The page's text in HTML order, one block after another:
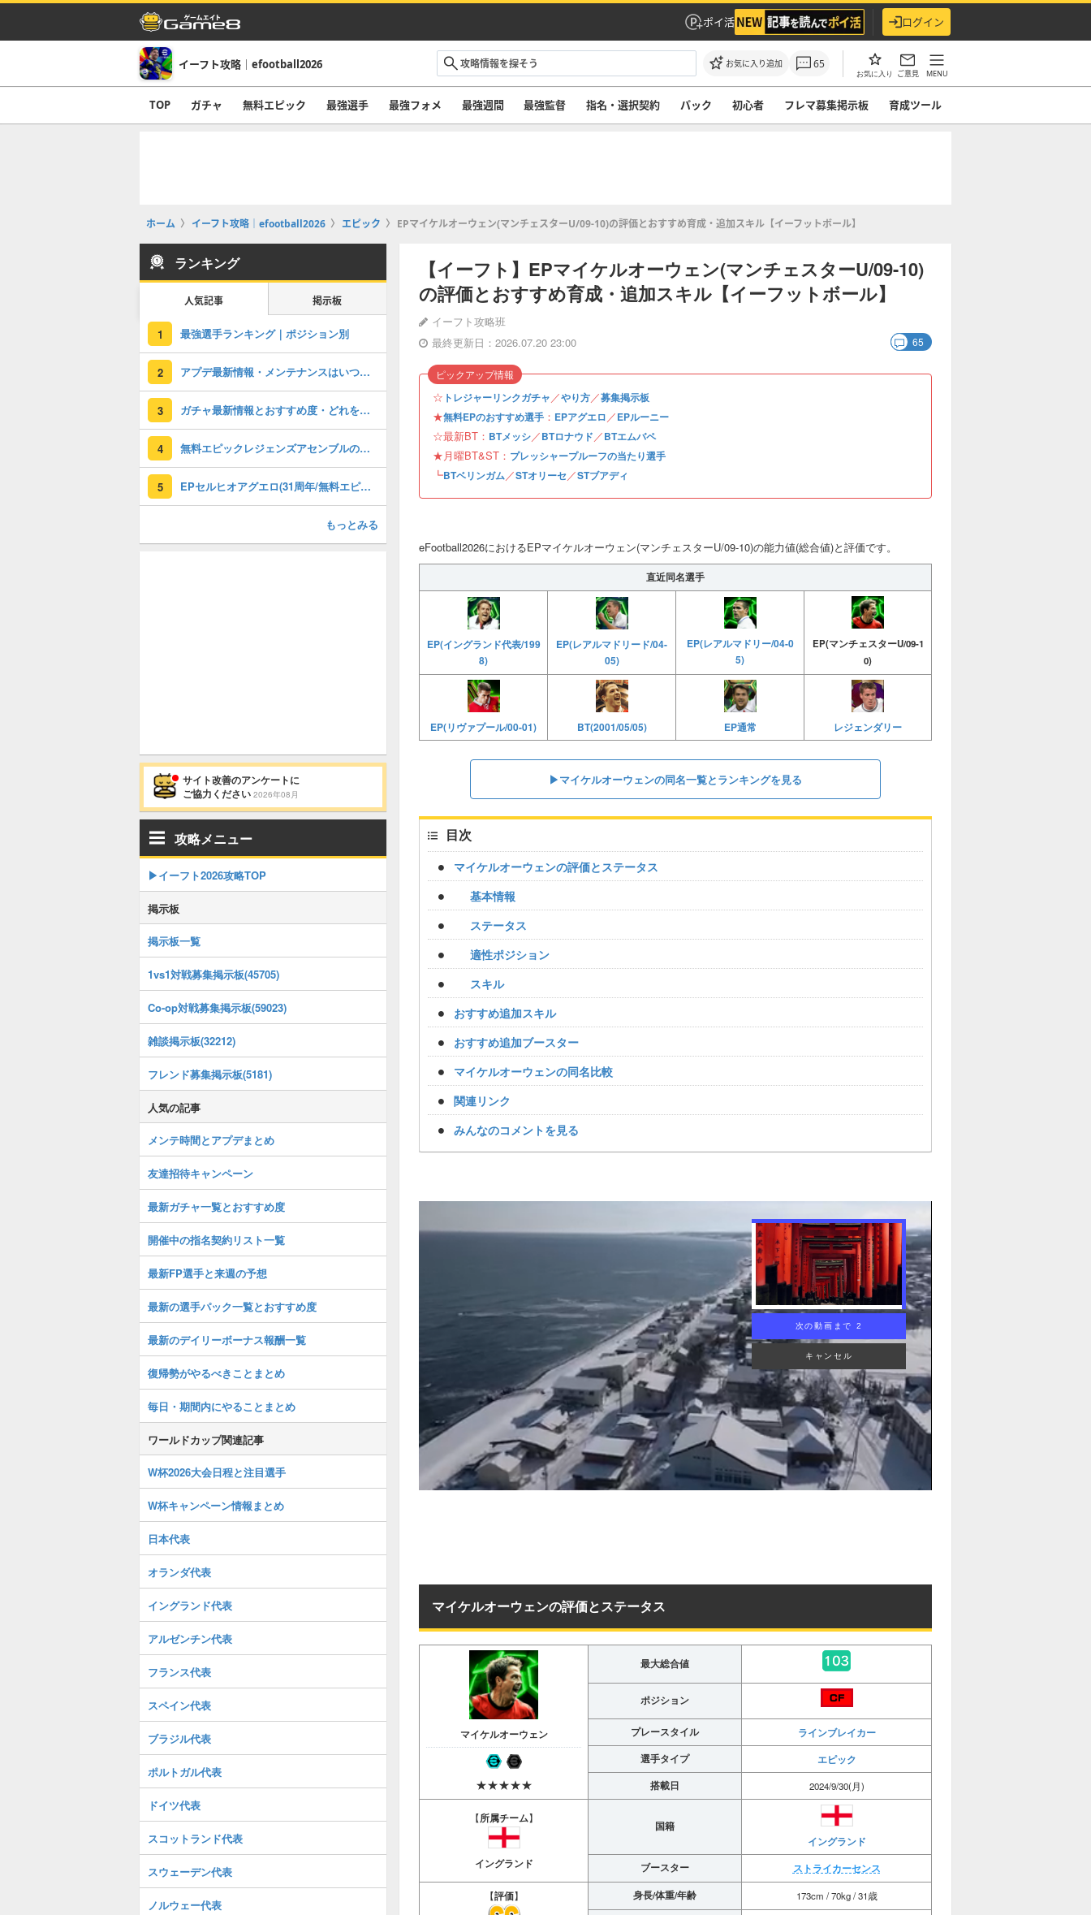
ポイ活 ログイン
イーフト攻略｜efootball2026 お気に入り追加 65
お気に入り ご意見 MENU
TOP ガチャ 無料エピック 最強選手 最強フォメ 最強週間 最強監督 指名・選択契約 パック 初心者 フレマ募集掲示板 育成ツール
ホーム イーフト攻略｜efootball2026 エピック EPマイケルオーウェン(マンチェスターU/09-10)の評価とおすすめ育成・追加スキル【イーフットボール】
【イーフト】EPマイケルオーウェン(マンチェスターU/09-10)
の評価とおすすめ育成・追加スキル【イーフットボール】
イーフト攻略班
最終更新日：2026.07.20 23:00
65
☆ トレジャーリンクガチャ／やり方／募集掲示板
★無料EPのおすすめ選手 ： EPアグエロ／EPルーニー
☆最新BT： BTメッシ／BTロナウド／BTエムバペ
★月曜BT&ST： プレッシャープルーフの当たり選手
┗BTベリンガム／STオリーセ／STブアディ
ピックアップ情報
eFootball2026におけるEPマイケルオーウェン(マンチェスターU/09-10)の能力値(総合値)と評価です。
直近同名選手
EP(イングランド代表/199
8)
EP(レアルマドリード/04-
05)
EP(レアルマドリー/04-0
5)
EP(マンチェスターU/09-1
0)
EP(リヴァプール/00-01) BT(2001/05/05) EP通常 レジェンダリー
▶︎マイケルオーウェンの同名一覧とランキングを見る
目次
マイケルオーウェンの評価とステータス
基本情報
ステータス
適性ポジション
スキル
おすすめ追加スキル
おすすめ追加ブースター
マイケルオーウェンの同名比較
関連リンク
みんなのコメントを見る
次の動画まで 1
キャンセル
マイケルオーウェンの評価とステータス
マイケルオーウェン
★★★★★
最大総合値
ポジション
プレースタイル ラインブレイカー
選手タイプ エピック
搭載日 2024/9/30(月)
【所属チーム】
イングランド
国籍
イングランド
ブースター ストライカーセンス
【評価】 身長/体重/年齢 173cm / 70kg / 31歳
ランキング
人気記事 掲示板
1 最強選手ランキング｜ポジション別
2 アプデ最新情報・メンテナンスはいつまで？
3 ガチャ最新情報とおすすめ度・どれを引くべき？
4 無料エピックレジェンズアセンブルのおすすめ選択(当たり)選手ランキングと引き方
5 EPセルヒオアグエロ(31周年/無料エピック)の評価とおすすめ育成・スキル追加
もっとみる
サイト改善のアンケートに
ご協力ください 2026年08月
攻略メニュー
▶イーフト2026攻略TOP
掲示板
掲示板一覧
1vs1対戦募集掲示板(45705)
Co-op対戦募集掲示板(59023)
雑談掲示板(32212)
フレンド募集掲示板(5181)
人気の記事
メンテ時間とアプデまとめ
友達招待キャンペーン
最新ガチャ一覧とおすすめ度
開催中の指名契約リスト一覧
最新FP選手と来週の予想
最新の選手パック一覧とおすすめ度
最新のデイリーボーナス報酬一覧
復帰勢がやるべきことまとめ
毎日・期間内にやることまとめ
ワールドカップ関連記事
W杯2026大会日程と注目選手
W杯キャンペーン情報まとめ
日本代表
オランダ代表
イングランド代表
アルゼンチン代表
フランス代表
スペイン代表
ブラジル代表
ポルトガル代表
ドイツ代表
スコットランド代表
スウェーデン代表
ノルウェー代表